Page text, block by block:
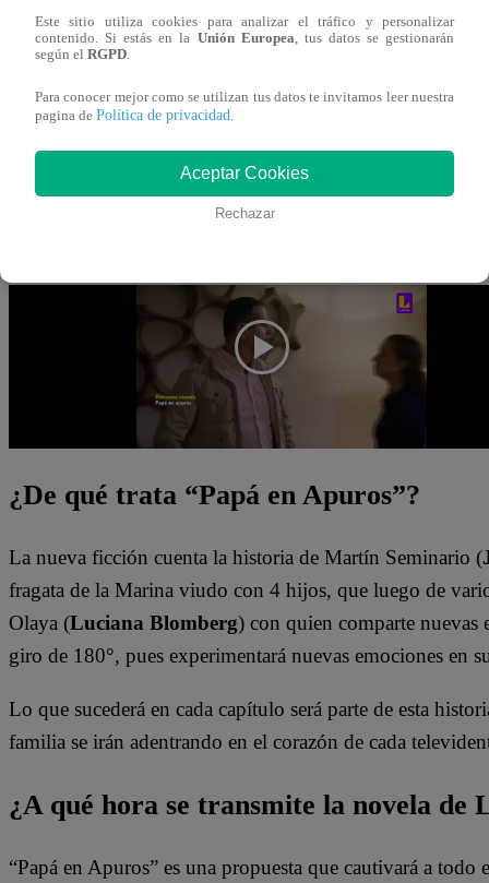
“Papá quiero decirte que cuando vivíamos juntos,
que me perdones”, le pidió perdón. Al escucharla, su
te perdono todo”
.
“¿Y por qué no se queda con nosotras?”
“No, cómo se te ocurre. Martín paga este
¿De qué trata “Papá en Apuros”?
La nueva ficción cuenta la historia de Martín Seminario (
fragata de la Marina viudo con 4 hijos, que luego de
Olaya (Luciana Blomberg) con quien comparte nuevas
giro de 180°, pues experimentará nuevas emociones en
Lo que sucederá en cada capítulo será parte de esta
familia se irán adentrando en el corazón de cada
¿A qué hora se transmite la novela de
“Papá en Apuros” es una propuesta que cautivará a
Este sitio utiliza cookies para analizar el tráfico y personalizar
contenido. Si estás en la Unión Europea, tus datos se gestionarán
según el RGPD.
Para conocer mejor como se utilizan tus datos te invitamos leer nuestra
pagina de Política de privacidad.
Aceptar Cookies
Rechazar